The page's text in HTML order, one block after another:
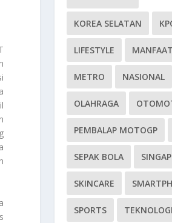
KOREA SELATAN
LIFESTYLE MANFAAT
METRO NASIONAL
OLAHRAGA
PEMBALAP MOTOGP
SEPAK BOLA
SKINCARE
SPORTS TEKNOLOGI